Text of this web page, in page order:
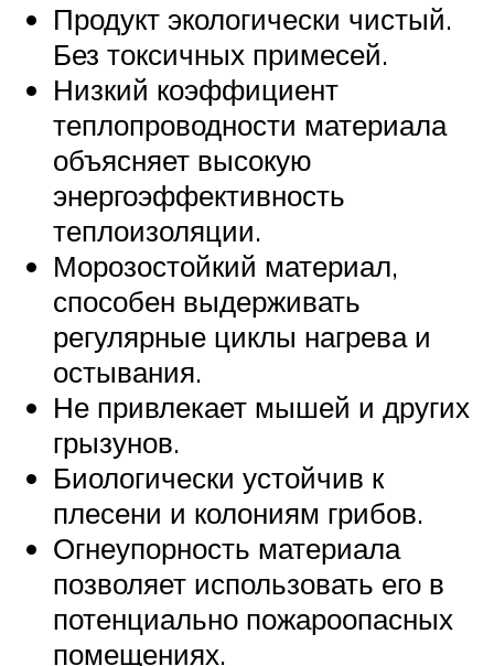
Продукт экологически чистый.
Без токсичных примесей.
Низкий коэффициент
теплопроводности материала
объясняет высокую
энергоэффективность
теплоизоляции.
Морозостойкий материал,
способен выдерживать
регулярные циклы нагрева и
остывания.
Не привлекает мышей и других
грызунов.
Биологически устойчив к
плесени и колониям грибов.
Огнеупорность материала
позволяет использовать его в
потенциально пожароопасных
помещениях.